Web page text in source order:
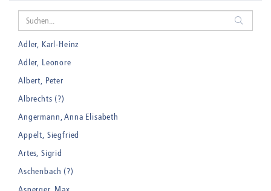
Adler, Karl-Heinz
Adler, Leonore
Albert, Peter
Albrechts (?)
Angermann, Anna Elisabeth
Appelt, Siegfried
Artes, Sigrid
Aschenbach (?)